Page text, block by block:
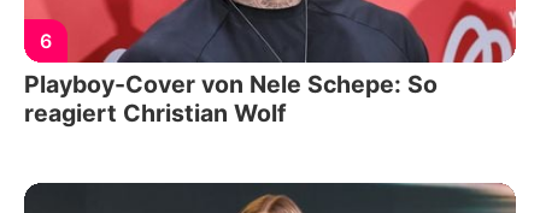
6
Playboy-Cover von Nele Schepe: So
reagiert Christian Wolf